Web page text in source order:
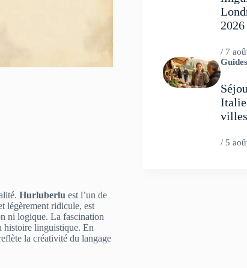
Hurluberlu est l’un de
légèrement ridicule, est
ni logique. La fascination
histoire linguistique. En
la créativité du langage
2026
/ 7
Guides
/ 5